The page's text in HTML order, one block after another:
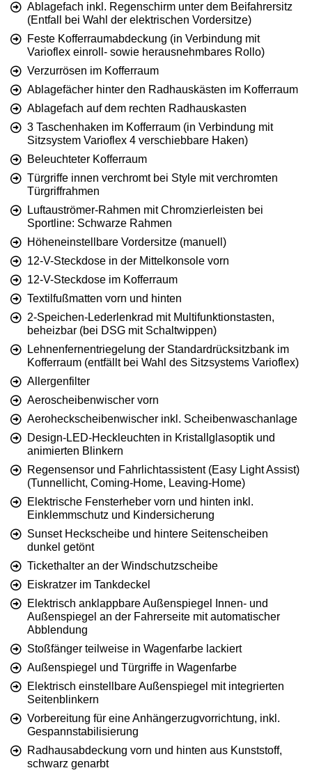
Ablagefach inkl. Regenschirm unter dem Beifahrersitz
(Entfall bei Wahl der elektrischen Vordersitze)
Feste Kofferraumabdeckung (in Verbindung mit
Varioflex einroll- sowie herausnehmbares Rollo)
Verzurrösen im Kofferraum
Ablagefächer hinter den Radhauskästen im Kofferraum
Ablagefach auf dem rechten Radhauskasten
3 Taschenhaken im Kofferraum (in Verbindung mit
Sitzsystem Varioflex 4 verschiebbare Haken)
Beleuchteter Kofferraum
Türgriffe innen verchromt bei Style mit verchromten
Türgriffrahmen
Luftauströmer-Rahmen mit Chromzierleisten bei
Sportline: Schwarze Rahmen
Höheneinstellbare Vordersitze (manuell)
12-V-Steckdose in der Mittelkonsole vorn
12-V-Steckdose im Kofferraum
Textilfußmatten vorn und hinten
2-Speichen-Lederlenkrad mit Multifunktionstasten,
beheizbar (bei DSG mit Schaltwippen)
Lehnenfernentriegelung der Standardrücksitzbank im
Kofferraum (entfällt bei Wahl des Sitzsystems Varioflex)
Allergenfilter
Aeroscheibenwischer vorn
Aeroheckscheibenwischer inkl. Scheibenwaschanlage
Design-LED-Heckleuchten in Kristallglasoptik und
animierten Blinkern
Regensensor und Fahrlichtassistent (Easy Light Assist)
(Tunnellicht, Coming-Home, Leaving-Home)
Elektrische Fensterheber vorn und hinten inkl.
Einklemmschutz und Kindersicherung
Sunset Heckscheibe und hintere Seitenscheiben
dunkel getönt
Tickethalter an der Windschutzscheibe
Eiskratzer im Tankdeckel
Elektrisch anklappbare Außenspiegel Innen- und
Außenspiegel an der Fahrerseite mit automatischer
Abblendung
Stoßfänger teilweise in Wagenfarbe lackiert
Außenspiegel und Türgriffe in Wagenfarbe
Elektrisch einstellbare Außenspiegel mit integrierten
Seitenblinkern
Vorbereitung für eine Anhängerzugvorrichtung, inkl.
Gespannstabilisierung
Radhausabdeckung vorn und hinten aus Kunststoff,
schwarz genarbt